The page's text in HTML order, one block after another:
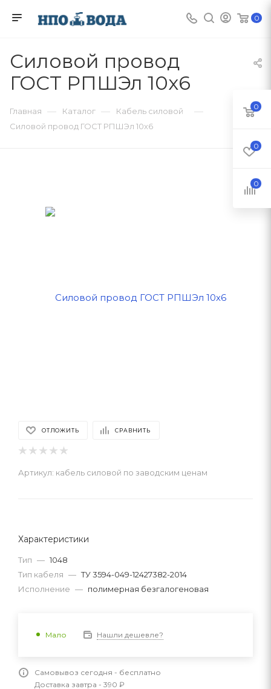
0
Силовой провод
ГОСТ РПШЭл 10х6
Главная — Каталог — Кабель силовой —
Силовой провод ГОСТ РПШЭл 10х6
ОТЛОЖИТЬ СРАВНИТЬ
Артикул: кабель силовой по заводским ценам
Характеристики
Тип — 1048
Тип кабеля — ТУ 3594-049-12427382-2014
Исполнение — полимерная безгалогеновая
Мало Нашли дешевле?
Самовывоз сегодня - бесплатно
Доставка завтра - 390 ₽
0
0
0